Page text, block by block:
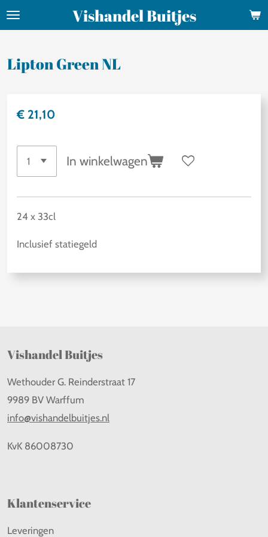
Ga
direct
de
Vishandel Buitjes
Lipton Green NL
€ 21,10
In winkelwagen
24 x 33cl
Inclusief statiegeld
Vishandel Buitjes
Wethouder G. Reinderstraat 17
9989 BV Warffum
info@vishandelbuitjes.nl
KvK 86008730
Klantenservice
Leveringen